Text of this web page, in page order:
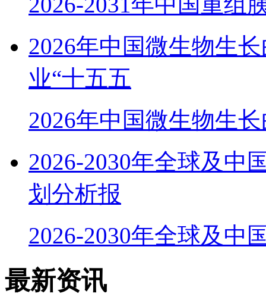
2026年中国微生物生
业“十五五
2026年中国微生物生
2026-2030年全球及中
划分析报
2026-2030年全球及中
最新资讯